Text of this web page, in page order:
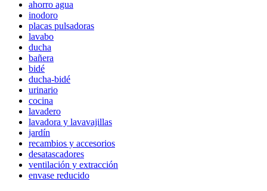
ahorro agua
inodoro
placas pulsadoras
lavabo
ducha
bañera
bidé
ducha-bidé
urinario
cocina
lavadero
lavadora y lavavajillas
jardín
recambios y accesorios
desatascadores
ventilación y extracción
envase reducido